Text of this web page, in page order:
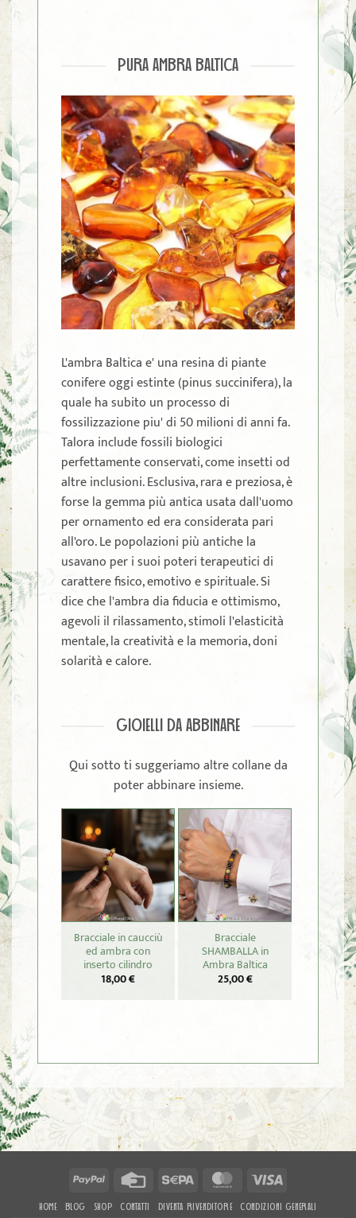
PURA AMBRA BALTICA
L'ambra Baltica e' una resina di piante
conifere oggi estinte (pinus succinifera), la
quale ha subito un processo di
fossilizzazione piu' di 50 milioni di anni fa.
Talora include fossili biologici
perfettamente conservati, come insetti od
altre inclusioni. Esclusiva, rara e preziosa, è
forse la gemma più antica usata dall'uomo
per ornamento ed era considerata pari
all'oro. Le popolazioni più antiche la
usavano per i suoi poteri terapeutici di
carattere fisico, emotivo e spirituale. Si
dice che l'ambra dia fiducia e ottimismo,
agevoli il rilassamento, stimoli l'elasticità
mentale, la creatività e la memoria, doni
solarità e calore.
GIOIELLI DA ABBINARE
Qui sotto ti suggeriamo altre collane da
poter abbinare insieme.
Bracciale in caucciù
ed ambra con
inserto cilindro
18,00€
Bracciale
SHAMBALLA in
Ambra Baltica
25,00€
SHOU”
PayPal
Credit
Sepa MasterCardVisa
HOME BLOG SHOP CONTATTI DIVENTA RIVENDITORE CONDIZIONI GENERALI